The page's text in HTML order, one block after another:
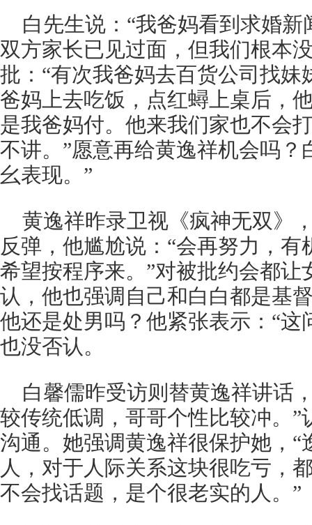
白先生说：“我爸妈看到求婚
双方家长已见过面，但我们根本
批：“有次我爸妈去百货公司找妹
爸妈上去吃饭，点红蟳上桌后，
是我爸妈付。他来我们家也不会
不讲。”愿意再给黄逸祥机会吗？
幺表现。”
黄逸祥昨录卫视《疯神无双》
反弹，他尴尬说：“会再努力，
希望按程序来。”对被批约会都让
认，他也强调自己和白白都是基
他还是处男吗？他紧张表示：“这
也没否认。
白馨儒昨受访则替黄逸祥讲话
较传统低调，哥哥个性比较冲。”
沟通。她强调黄逸祥很保护她，“
人，对于人际关系这块很吃亏，
不会找话题，是个很老实的人。”